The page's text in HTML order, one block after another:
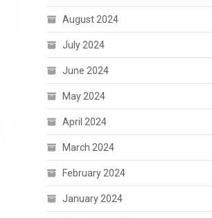
August 2024
July 2024
June 2024
May 2024
April 2024
March 2024
February 2024
January 2024